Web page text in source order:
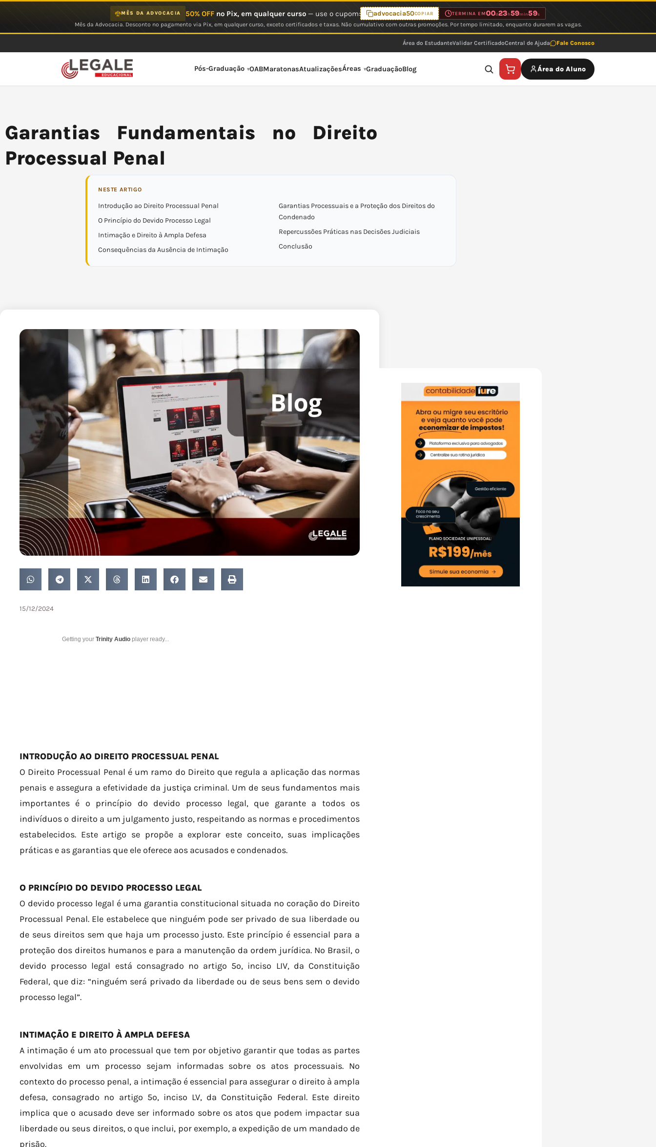
MÊS DA ADVOCACIA 50% OFFno Pix, em qualquer curso— use o cupom: advocacia50COPIAR TERMINA EM00d23 h59min59s
Mês da Advocacia. Desconto no pagamento via Pix, em qualquer curso, exceto certificados e taxas. Não cumulativo com outras promoções. Por tempo limitado, enquanto durarem as vagas.
Área do EstudanteValidar CertificadoCentral de Ajuda Fale Conosco
Pós-Graduação OABMaratonasAtualizaçõesÁreas GraduaçãoBlog Área do Aluno
Garantias Fundamentais no Direito
Processual Penal
NESTE ARTIGO
Introdução ao Direito Processual Penal
O Princípio do Devido Processo Legal
Intimação e Direito à Ampla Defesa
Consequências da Ausência de Intimação
Garantias Processuais e a Proteção dos Direitos do
Condenado
Repercussões Práticas nas Decisões Judiciais
Conclusão
15/12/2024
Getting your Trinity Audio player ready...
INTRODUÇÃO AO DIREITO PROCESSUAL PENAL
O Direito Processual Penal é um ramo do Direito que regula a aplicação das normas
penais e assegura a efetividade da justiça criminal. Um de seus fundamentos mais
importantes é o princípio do devido processo legal, que garante a todos os
indivíduos o direito a um julgamento justo, respeitando as normas e procedimentos
estabelecidos. Este artigo se propõe a explorar este conceito, suas implicações
práticas e as garantias que ele oferece aos acusados e condenados.
O PRINCÍPIO DO DEVIDO PROCESSO LEGAL
O devido processo legal é uma garantia constitucional situada no coração do Direito
Processual Penal. Ele estabelece que ninguém pode ser privado de sua liberdade ou
de seus direitos sem que haja um processo justo. Este princípio é essencial para a
proteção dos direitos humanos e para a manutenção da ordem jurídica. No Brasil, o
devido processo legal está consagrado no artigo 5º, inciso LIV, da Constituição
Federal, que diz: “ninguém será privado da liberdade ou de seus bens sem o devido
processo legal”.
INTIMAÇÃO E DIREITO À AMPLA DEFESA
A intimação é um ato processual que tem por objetivo garantir que todas as partes
envolvidas em um processo sejam informadas sobre os atos processuais. No
contexto do processo penal, a intimação é essencial para assegurar o direito à ampla
defesa, consagrado no artigo 5º, inciso LV, da Constituição Federal. Este direito
implica que o acusado deve ser informado sobre os atos que podem impactar sua
liberdade ou seus direitos, o que inclui, por exemplo, a expedição de um mandado de
prisão.